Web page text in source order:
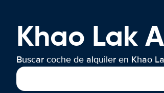
Khao Lak
Buscar coche de alquiler en Khao